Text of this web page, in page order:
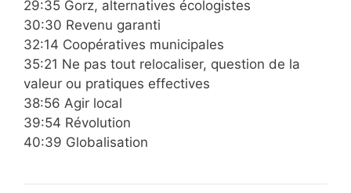
29:35 Gorz, alternatives écologistes
30:30 Revenu garanti
32:14 Coopératives municipales
35:21 Ne pas tout relocaliser, question de la
valeur ou pratiques effectives
38:56 Agir local
39:54 Révolution
40:39 Globalisation